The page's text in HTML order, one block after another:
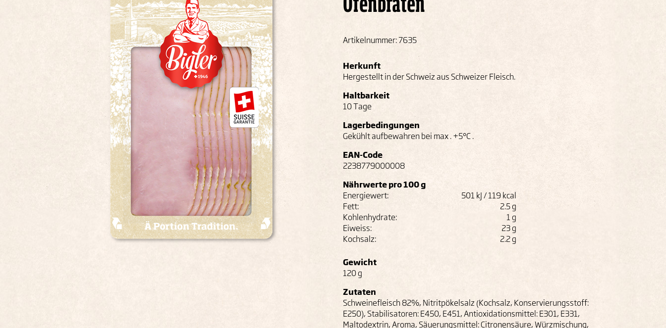
Artikelnummer: 7635
Herkunft
Hergestellt in der Schweiz aus Schweizer Fleisch.
Haltbarkeit
10 Tage
Lagerbedingungen
Gekühlt aufbewahren bei max . +5°C .
EAN-Code
2238779000008
Nährwerte pro 100 g
Energiewert:
501 kJ / 119 kcal
Fett:
2.5 g
Kohlenhydrate:
1 g
Eiweiss:
23 g
Kochsalz:
2.2 g
Gewicht
120 g
Zutaten
Schweinefleisch 82%, Nitritpökelsalz (Kochsalz, Konservierungsstoff:
E250), Stabilisatoren: E450, E451, Antioxidationsmittel: E301, E331,
Maltodextrin, Aroma, Säuerungsmittel: Citronensäure, Würzmischung,